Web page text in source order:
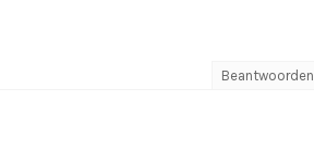
Beantwoorden